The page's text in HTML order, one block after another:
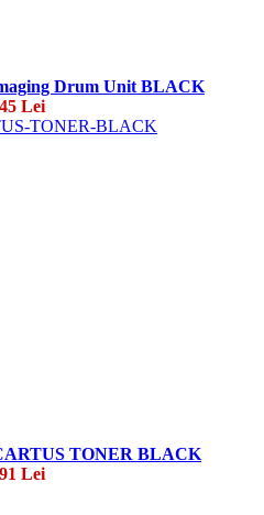
Drum Unit BLACK
Lei
TONER BLACK
Lei